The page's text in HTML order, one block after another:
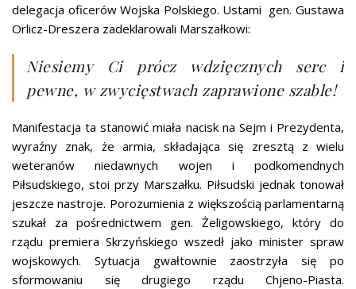
delegacja oficerów Wojska Polskiego. Ustami gen. Gustawa
Orlicz-Dreszera zadeklarowali Marszałkowi:
Niesiemy Ci prócz wdzięcznych serc i
pewne, w zwycięstwach zaprawione szable!
Manifestacja ta stanowić miała nacisk na Sejm i Prezydenta,
wyraźny znak, że armia, składająca się zresztą z wielu
weteranów niedawnych wojen i podkomendnych
Piłsudskiego, stoi przy Marszałku. Piłsudski jednak tonował
jeszcze nastroje. Porozumienia z większością parlamentarną
szukał za pośrednictwem gen. Żeligowskiego, który do
rządu premiera Skrzyńskiego wszedł jako minister spraw
wojskowych. Sytuacja gwałtownie zaostrzyła się po
sformowaniu się drugiego rządu Chjeno-Piasta.